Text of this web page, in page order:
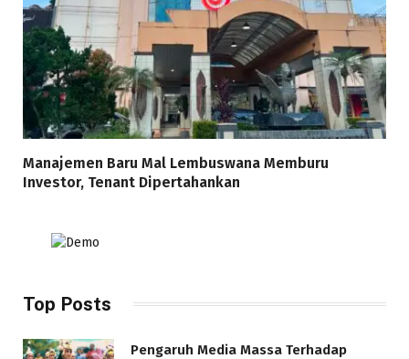
Manajemen Baru Mal Lembuswana Memburu
Investor, Tenant Dipertahankan
Top Posts
Pengaruh Media Massa Terhadap